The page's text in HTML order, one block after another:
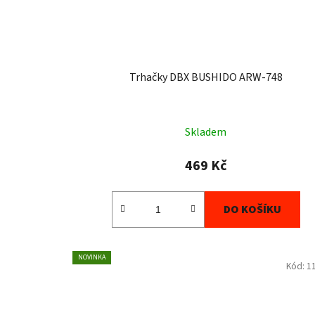
Trhačky DBX BUSHIDO ARW-748
Skladem
469 Kč
DO KOŠÍKU
NOVINKA
Kód: